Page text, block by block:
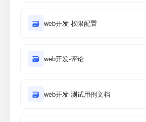
🗃 web开发-权限配置
🗃 web开发-评论
🗃 web开发-测试用例文档